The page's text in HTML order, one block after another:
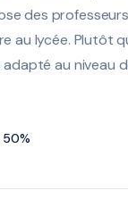
des
au lycée. Plutôt
au niveau